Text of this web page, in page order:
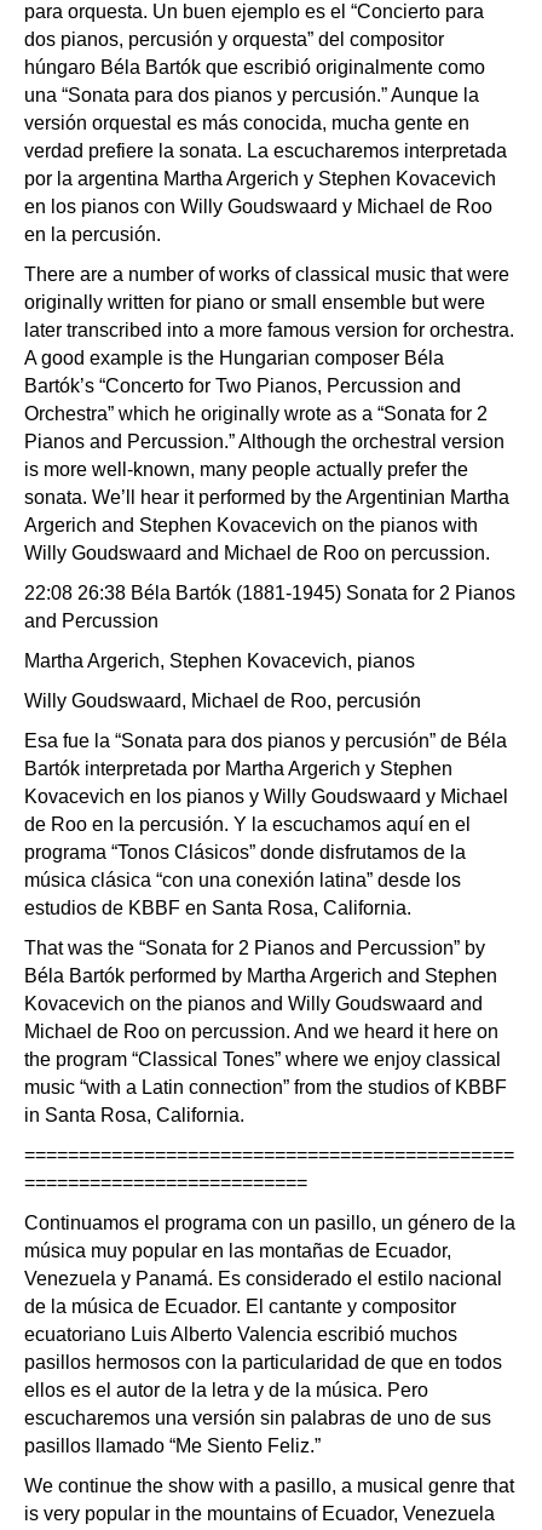
para orquesta. Un buen ejemplo es el “Concierto para
dos pianos, percusión y orquesta” del compositor
húngaro Béla Bartók que escribió originalmente como
una “Sonata para dos pianos y percusión.” Aunque la
versión orquestal es más conocida, mucha gente en
verdad prefiere la sonata. La escucharemos interpretada
por la argentina Martha Argerich y Stephen Kovacevich
en los pianos con Willy Goudswaard y Michael de Roo
en la percusión.
There are a number of works of classical music that were
originally written for piano or small ensemble but were
later transcribed into a more famous version for orchestra.
A good example is the Hungarian composer Béla
Bartók’s “Concerto for Two Pianos, Percussion and
Orchestra” which he originally wrote as a “Sonata for 2
Pianos and Percussion.” Although the orchestral version
is more well-known, many people actually prefer the
sonata. We’ll hear it performed by the Argentinian Martha
Argerich and Stephen Kovacevich on the pianos with
Willy Goudswaard and Michael de Roo on percussion.
22:08 26:38 Béla Bartók (1881-1945) Sonata for 2 Pianos
and Percussion
Martha Argerich, Stephen Kovacevich, pianos
Willy Goudswaard, Michael de Roo, percusión
Esa fue la “Sonata para dos pianos y percusión” de Béla
Bartók interpretada por Martha Argerich y Stephen
Kovacevich en los pianos y Willy Goudswaard y Michael
de Roo en la percusión. Y la escuchamos aquí en el
programa “Tonos Clásicos” donde disfrutamos de la
música clásica “con una conexión latina” desde los
estudios de KBBF en Santa Rosa, California.
That was the “Sonata for 2 Pianos and Percussion” by
Béla Bartók performed by Martha Argerich and Stephen
Kovacevich on the pianos and Willy Goudswaard and
Michael de Roo on percussion. And we heard it here on
the program “Classical Tones” where we enjoy classical
music “with a Latin connection” from the studios of KBBF
in Santa Rosa, California.
=============================================
==========================
Continuamos el programa con un pasillo, un género de la
música muy popular en las montañas de Ecuador,
Venezuela y Panamá. Es considerado el estilo nacional
de la música de Ecuador. El cantante y compositor
ecuatoriano Luis Alberto Valencia escribió muchos
pasillos hermosos con la particularidad de que en todos
ellos es el autor de la letra y de la música. Pero
escucharemos una versión sin palabras de uno de sus
pasillos llamado “Me Siento Feliz.”
We continue the show with a pasillo, a musical genre that
is very popular in the mountains of Ecuador, Venezuela